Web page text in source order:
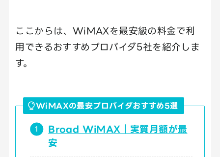
ここからは、WiMAXを最安級の料金で利
用できるおすすめプロバイダ5社を紹介しま
す。
WiMAXの最安プロバイダおすすめ5選
Broad WiMAX｜実質月額が最
安